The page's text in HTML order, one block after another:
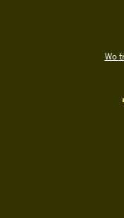
Wo